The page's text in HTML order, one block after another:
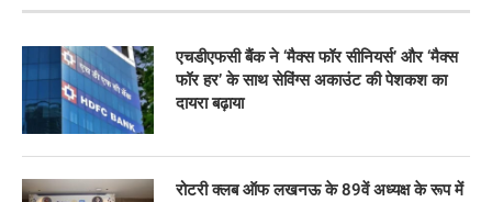
एचडीएफसी बैंक ने ‘मैक्स फॉर सीनियर्स’ और ‘मैक्स
फॉर हर’ के साथ सेविंग्स अकाउंट की पेशकश का
दायरा बढ़ाया
रोटरी क्लब ऑफ लखनऊ के 89वें अध्यक्ष के रूप में